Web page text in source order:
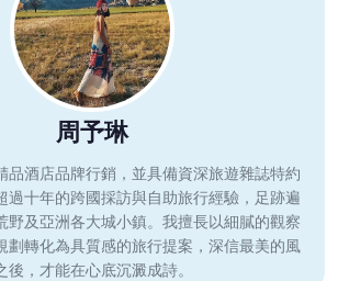
周予琳
品酒店品牌行銷，並具備資深旅遊雜誌特約
過十年的跨國採訪與自助旅行經驗，足跡遍
野及亞洲各大城小鎮。我擅長以細膩的觀察
劃轉化為具質感的旅行提案，深信最美的風
，才能在心底沉澱成詩。